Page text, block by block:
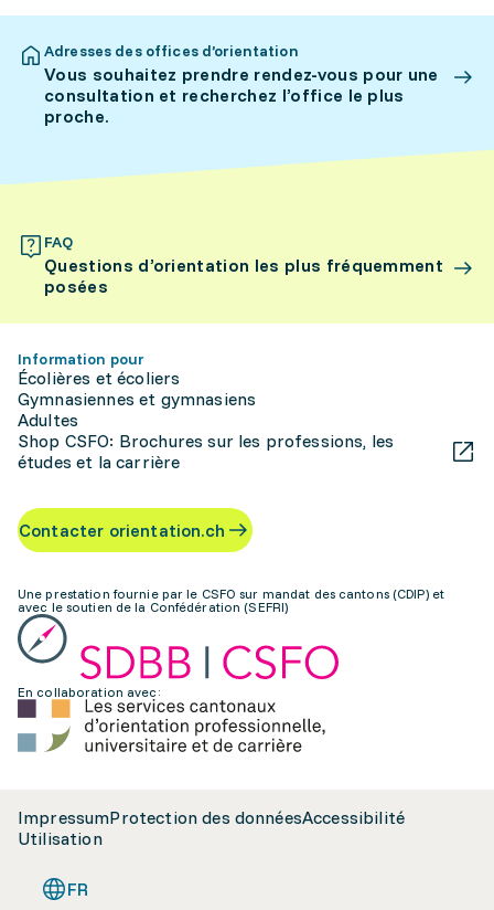
Adresses des offices d’orientation
Vous souhaitez prendre rendez-vous pour une
consultation et recherchez l’office le plus
proche.
FAQ
Questions d’orientation les plus fréquemment
posées
Information pour
Écolières et écoliers
Gymnasiennes et gymnasiens
Adultes
Shop CSFO: Brochures sur les professions, les
études et la carrière
Contacter orientation.ch
Une prestation fournie par le CSFO sur mandat des cantons (CDIP) et
avec le soutien de la Confédération (SEFRI)
En collaboration avec:
ImpressumProtection des donnéesAccessibilité
Utilisation
FR